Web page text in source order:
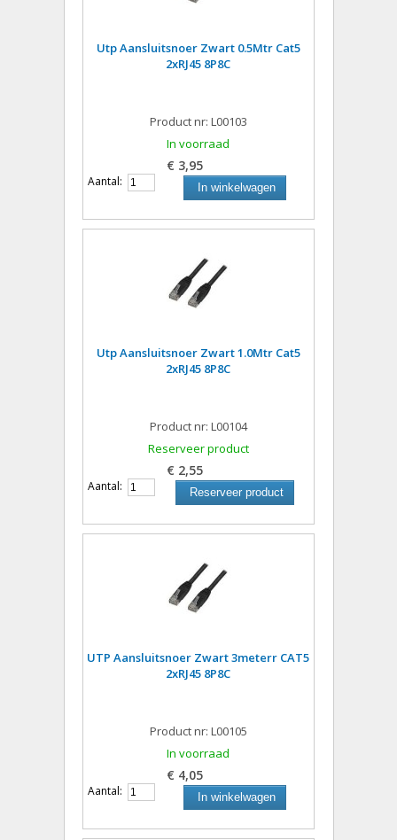
Utp Aansluitsnoer Zwart 0.5Mtr Cat5
2xRJ45 8P8C
Product nr: L00103
In voorraad
€ 3,95
Aantal: In winkelwagen
Utp Aansluitsnoer Zwart 1.0Mtr Cat5
2xRJ45 8P8C
Product nr: L00104
Reserveer product
€ 2,55
Aantal: Reserveer product
UTP Aansluitsnoer Zwart 3meterr CAT5
2xRJ45 8P8C
Product nr: L00105
In voorraad
€ 4,05
Aantal: In winkelwagen